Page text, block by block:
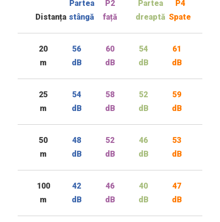
Distanța
Partea
stângă
P2
față
Partea
dreaptă
P4
Spate
20
m
56
dB
60
dB
54
dB
61
dB
25
m
54
dB
58
dB
52
dB
59
dB
50
m
48
dB
52
dB
46
dB
53
dB
100
m
42
dB
46
dB
40
dB
47
dB